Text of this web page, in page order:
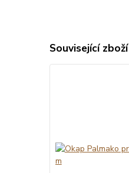
Související zboží